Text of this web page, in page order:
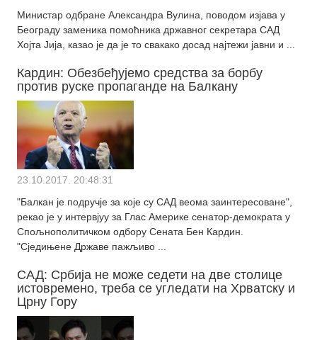
Министар одбране Александра Вулина, поводом изјава у
Београду заменика помоћника државног секретара САД
Хојта Јија, казао је да је то свакако досад најтежи јавни и ...
Кардин: Обезбеђујемо средства за борбу
против руске пропаганде на Балкану
23.10.2017. 20:48:31
"Балкан је подручје за које су САД веома заинтересоване",
рекао је у интервјуу за Глас Америке сенатор-демократа у
Спољнополитичком одбору Сената Бен Кардин.
"Сједињене Државе пажљиво ...
САД: Србија не може седети на две столице
истовремено, треба се угледати на Хрватску и
Црну Гору